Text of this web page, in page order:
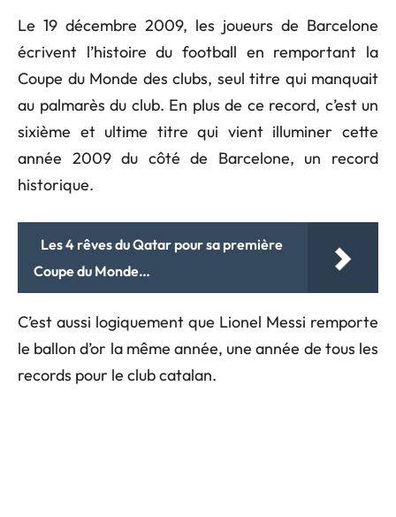
Le 19 décembre 2009, les joueurs de Barcelone
écrivent l’histoire du football en remportant la
Coupe du Monde des clubs, seul titre qui manquait
au palmarès du club. En plus de ce record, c’est un
sixième et ultime titre qui vient illuminer cette
année 2009 du côté de Barcelone, un record
historique.
Les 4 rêves du Qatar pour sa première
Coupe du Monde…
C’est aussi logiquement que Lionel Messi remporte
le ballon d’or la même année, une année de tous les
records pour le club catalan.